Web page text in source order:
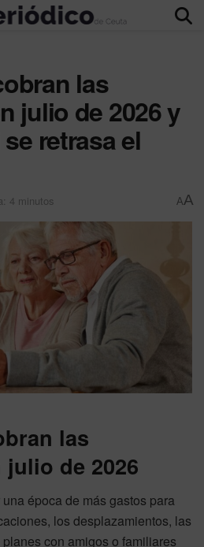
las
julio de 2026 y
retrasa el
4 minutos AA
las
de 2026
época de más gastos para
los desplazamientos, las
con amigos o familiares